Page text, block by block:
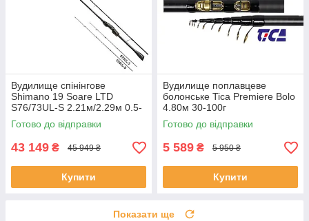
Вудилище спінінгове
Shimano 19 Soare LTD
S76/73UL-S 2.21м/2.29м 0.5-
12
Готово до відправки
43 149 ₴ 45 949 ₴
Купити
Вудилище поплавцеве
болонське Tica Premiere Bolo
4.80м 30-100г
Готово до відправки
5 589 ₴ 5 950 ₴
Купити
Показати ще